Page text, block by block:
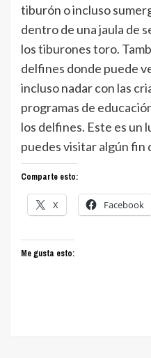
tiburón o incluso
dentro de una jaula de
los tiburones toro.
delfines donde puede
incluso nadar con las
programas de
los delfines. Este es un
puedes visitar algún fin
Comparte esto:
X Facebook
Me gusta esto: